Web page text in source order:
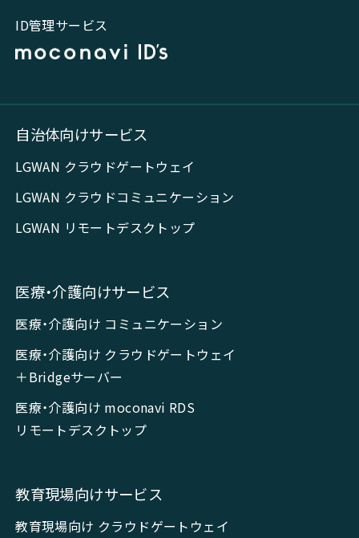
ID管理サービス
自治体向けサービス
LGWAN クラウドゲートウェイ
LGWAN クラウドコミュニケーション
LGWAN リモートデスクトップ
医療・介護向けサービス
医療・介護向け コミュニケーション
医療・介護向け クラウドゲートウェイ
＋Bridgeサーバー
医療・介護向け moconavi RDS
リモートデスクトップ
教育現場向けサービス
教育現場向け クラウドゲートウェイ